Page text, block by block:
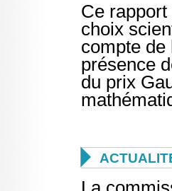
Ce
choix
compte de
présence
du prix
